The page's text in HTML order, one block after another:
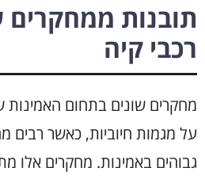
תובנות ממחקרים
רכבי קיה
מחקרים שונים בתחום האמינות
על מגמות חיוביות, כאשר רבים
גבוהים באמינות. מחקרים אלו